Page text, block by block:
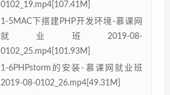
0102_19.mp4[107.41M]
1-5MAC下搭建PHP开发环境-慕课网
就业班2019-08-
0102_25.mp4[101.93M]
1-6PHPstorm的安装-慕课网就业班
2019-08-0102_26.mp4[49.31M]